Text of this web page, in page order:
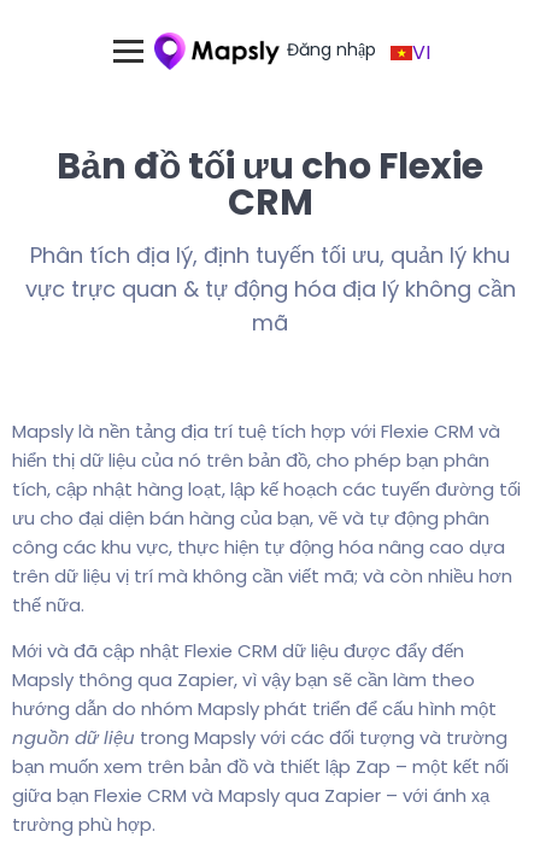
Đăng nhập VI
Bản đồ tối ưu cho Flexie
CRM
Phân tích địa lý, định tuyến tối ưu, quản lý khu
vực trực quan & tự động hóa địa lý không cần
mã
Mapsly là nền tảng địa trí tuệ tích hợp với Flexie CRM và
hiển thị dữ liệu của nó trên bản đồ, cho phép bạn phân
tích, cập nhật hàng loạt, lập kế hoạch các tuyến đường tối
ưu cho đại diện bán hàng của bạn, vẽ và tự động phân
công các khu vực, thực hiện tự động hóa nâng cao dựa
trên dữ liệu vị trí mà không cần viết mã; và còn nhiều hơn
thế nữa.
Mới và đã cập nhật Flexie CRM dữ liệu được đẩy đến
Mapsly thông qua Zapier, vì vậy bạn sẽ cần làm theo
hướng dẫn do nhóm Mapsly phát triển để cấu hình một
nguồn dữ liệu trong Mapsly với các đối tượng và trường
bạn muốn xem trên bản đồ và thiết lập Zap – một kết nối
giữa bạn Flexie CRM và Mapsly qua Zapier – với ánh xạ
trường phù hợp.